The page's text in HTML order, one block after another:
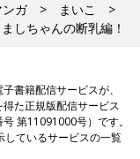
ンガ
まいこ
しちゃんの断乳編！
書籍配信サービスが、
た正規版配信サービス
第11091000号）です。
しているサービスの一覧